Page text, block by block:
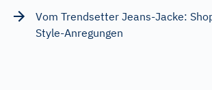
Vom Trendsetter Jeans-Jacke:
Style-Anregungen